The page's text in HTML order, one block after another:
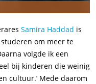
Samira Haddad is
om meer te
volgde ik een
bij kinderen die weinig
cultuur.’ Mede daarom